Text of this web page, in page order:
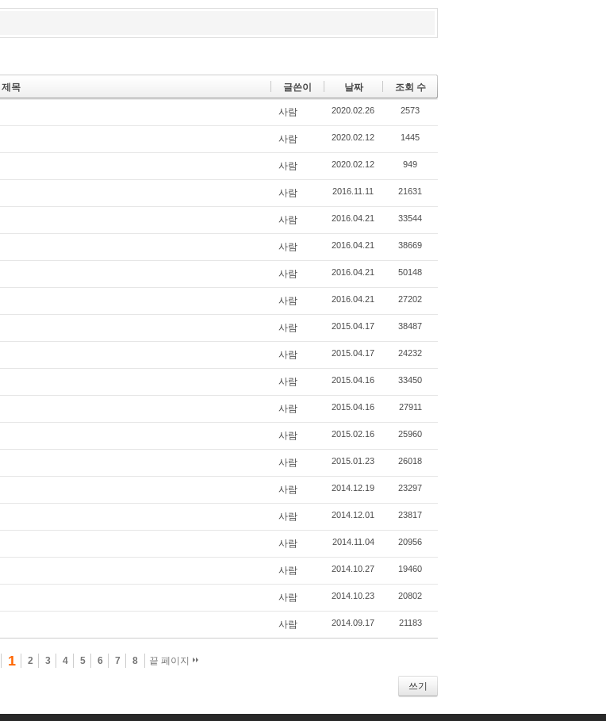
제목 글쓴이 날짜 조회 수
사람 2020.02.26 2573
사람 2020.02.12 1445
사람 2020.02.12 949
사람 2016.11.11 21631
사람 2016.04.21 33544
사람 2016.04.21 38669
사람 2016.04.21 50148
사람 2016.04.21 27202
사람 2015.04.17 38487
사람 2015.04.17 24232
사람 2015.04.16 33450
사람 2015.04.16 27911
사람 2015.02.16 25960
사람 2015.01.23 26018
사람 2014.12.19 23297
사람 2014.12.01 23817
사람 2014.11.04 20956
사람 2014.10.27 19460
사람 2014.10.23 20802
사람 2014.09.17 21183
1 2 3 4 5 6 7 8 끝 페이지
쓰기